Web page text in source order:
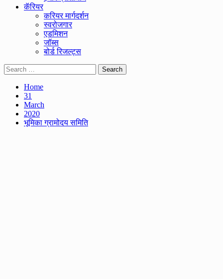
कॅरियर
करियर मार्गदर्शन
स्वरोजगार
एडमिशन
जॉब्स
बोर्ड रिजल्ट्स
Search
for:
Home
31
March
2020
भूमिका ग्रामोदय समिति